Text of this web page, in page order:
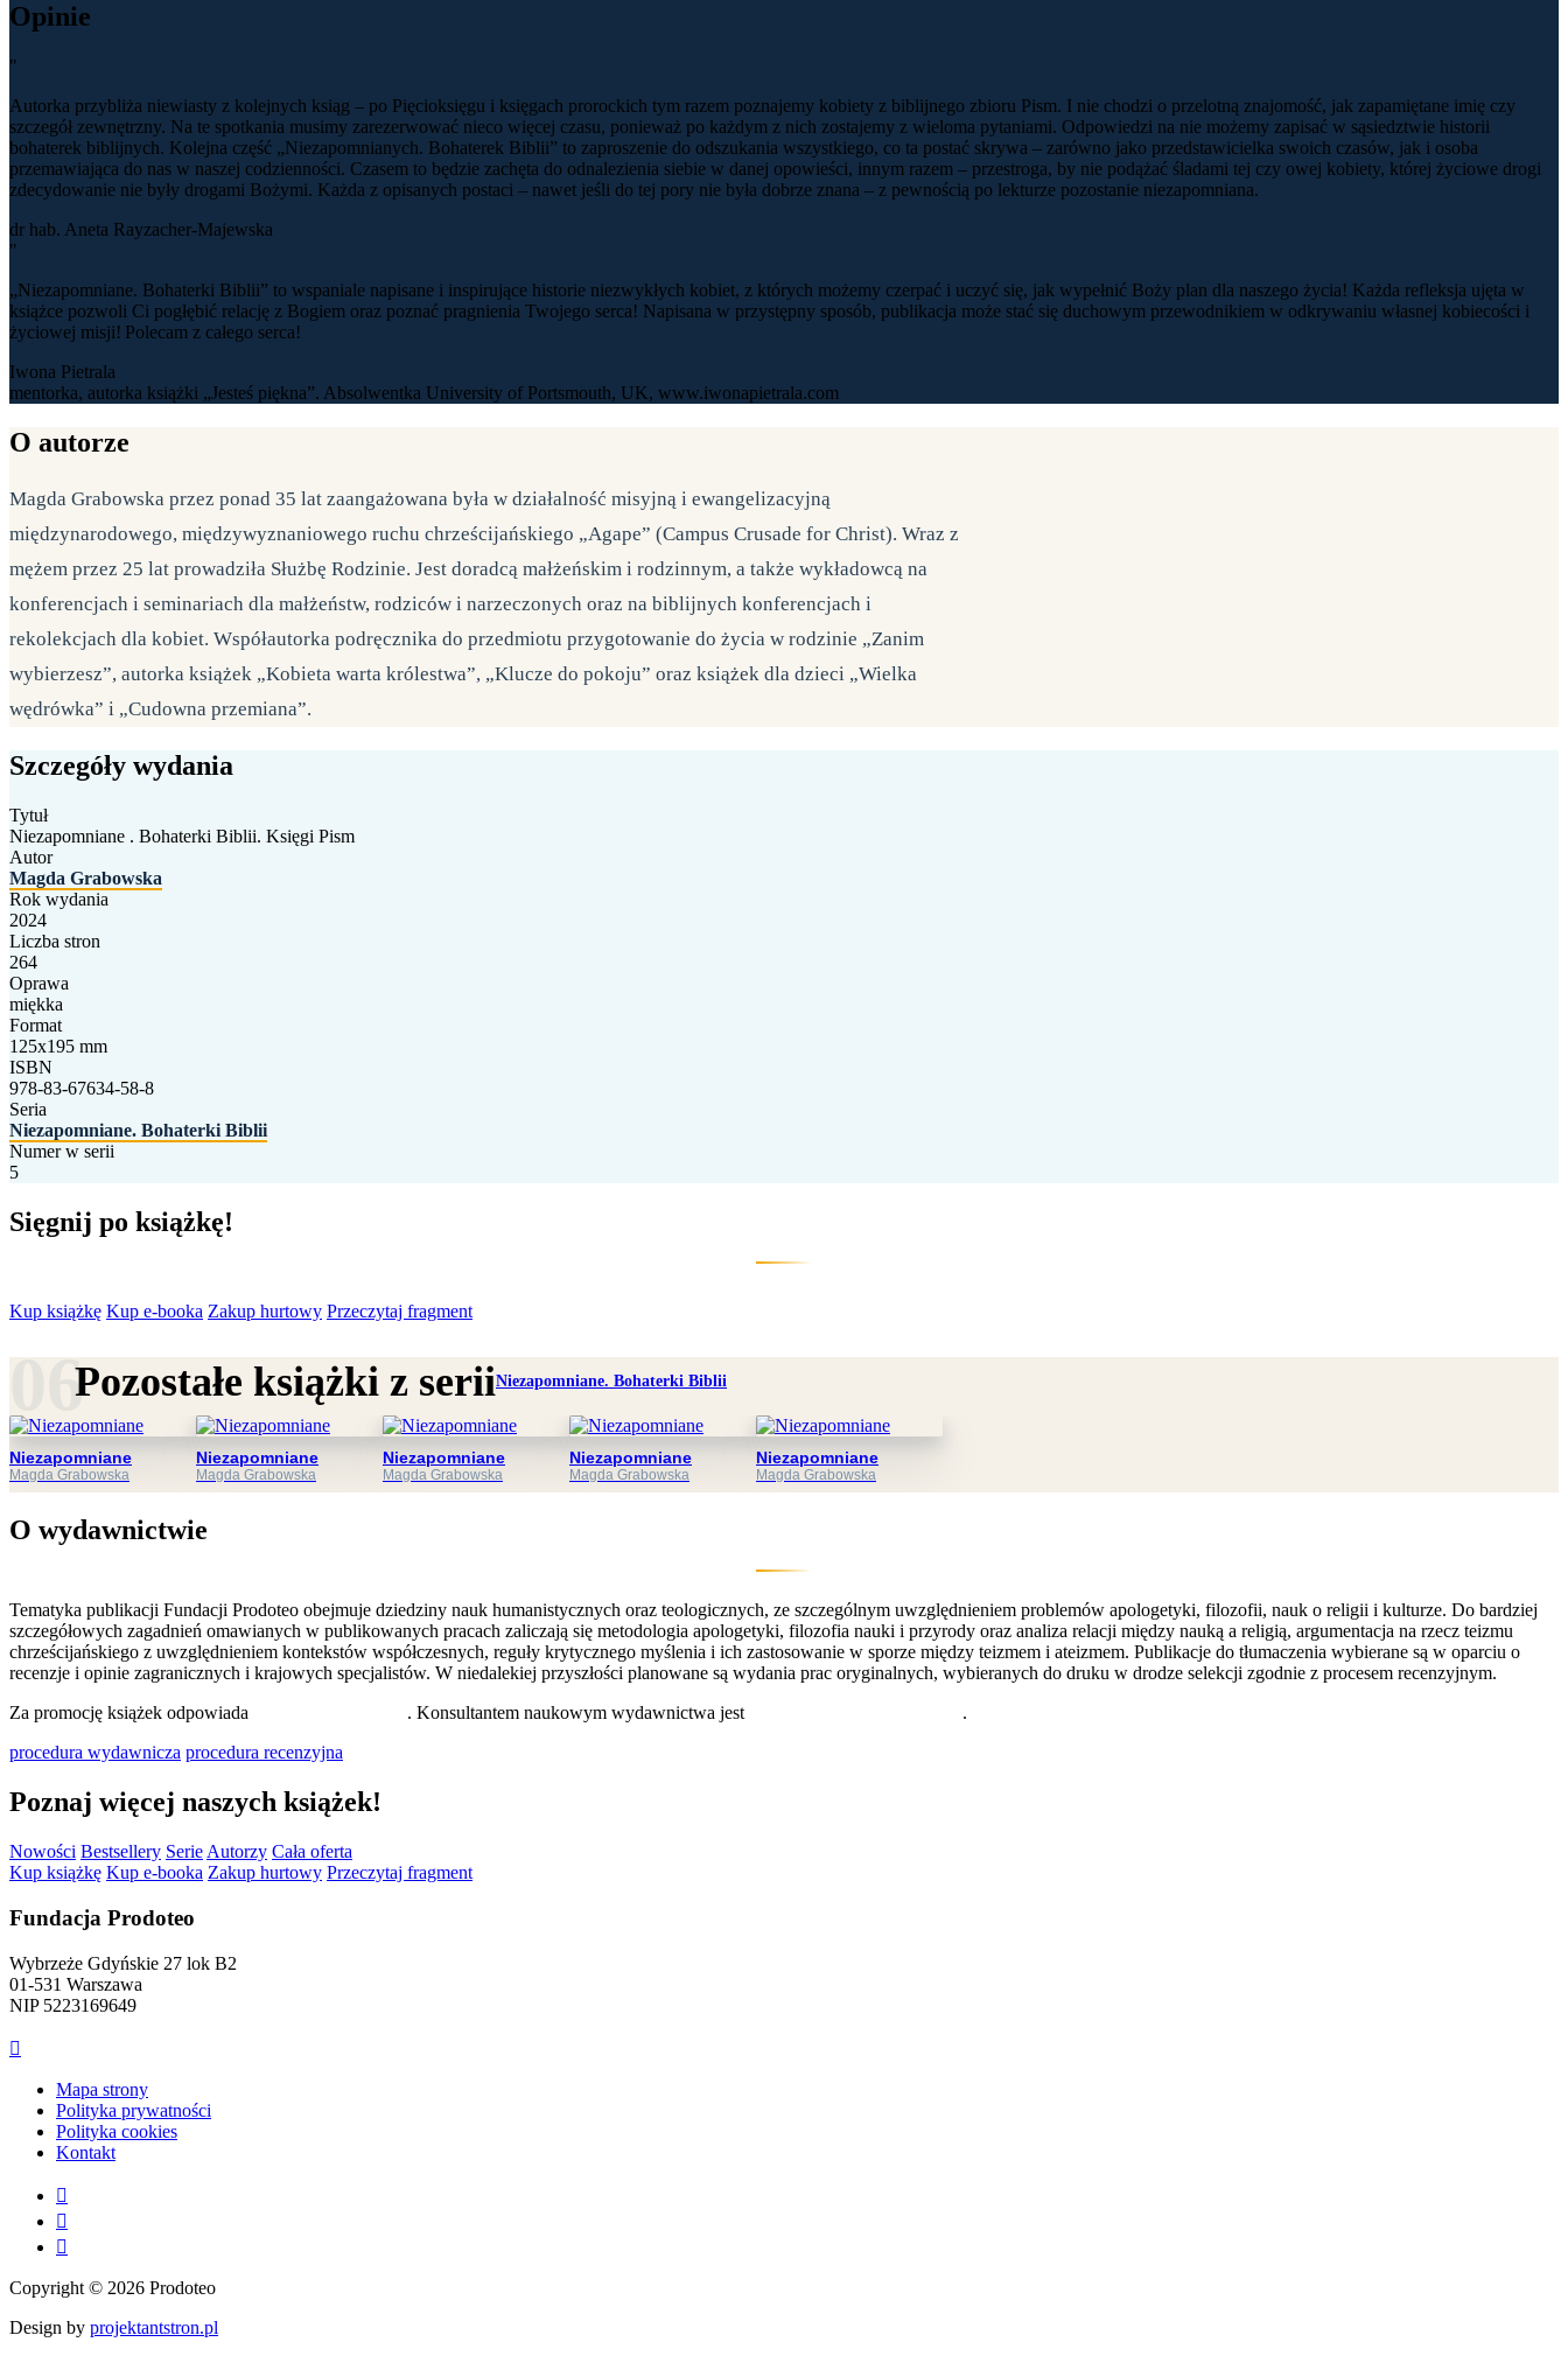
Opinie
"
Autorka przybliża niewiasty z kolejnych ksiąg – po Pięcioksięgu i księgach prorockich tym razem poznajemy kobiety z biblijnego zbioru Pism. I nie chodzi o przelotną znajomość, jak zapamiętane imię czy
szczegół zewnętrzny. Na te spotkania musimy zarezerwować nieco więcej czasu, ponieważ po każdym z nich zostajemy z wieloma pytaniami. Odpowiedzi na nie możemy zapisać w sąsiedztwie historii
bohaterek biblijnych. Kolejna część „Niezapomnianych. Bohaterek Biblii” to zaproszenie do odszukania wszystkiego, co ta postać skrywa – zarówno jako przedstawicielka swoich czasów, jak i osoba
przemawiająca do nas w naszej codzienności. Czasem to będzie zachęta do odnalezienia siebie w danej opowieści, innym razem – przestroga, by nie podążać śladami tej czy owej kobiety, której życiowe drogi
zdecydowanie nie były drogami Bożymi. Każda z opisanych postaci – nawet jeśli do tej pory nie była dobrze znana – z pewnością po lekturze pozostanie niezapomniana.
dr hab. Aneta Rayzacher-Majewska
"
„Niezapomniane. Bohaterki Biblii” to wspaniale napisane i inspirujące historie niezwykłych kobiet, z których możemy czerpać i uczyć się, jak wypełnić Boży plan dla naszego życia! Każda refleksja ujęta w
książce pozwoli Ci pogłębić relację z Bogiem oraz poznać pragnienia Twojego serca! Napisana w przystępny sposób, publikacja może stać się duchowym przewodnikiem w odkrywaniu własnej kobiecości i
życiowej misji! Polecam z całego serca!
Iwona Pietrala
mentorka, autorka książki „Jesteś piękna”. Absolwentka University of Portsmouth, UK, www.iwonapietrala.com
O autorze
Magda Grabowska przez ponad 35 lat zaangażowana była w działalność misyjną i ewangelizacyjną
międzynarodowego, międzywyznaniowego ruchu chrześcijańskiego „Agape” (Campus Crusade for Christ). Wraz z
mężem przez 25 lat prowadziła Służbę Rodzinie. Jest doradcą małżeńskim i rodzinnym, a także wykładowcą na
konferencjach i seminariach dla małżeństw, rodziców i narzeczonych oraz na biblijnych konferencjach i
rekolekcjach dla kobiet. Współautorka podręcznika do przedmiotu przygotowanie do życia w rodzinie „Zanim
wybierzesz”, autorka książek „Kobieta warta królestwa”, „Klucze do pokoju” oraz książek dla dzieci „Wielka
wędrówka” i „Cudowna przemiana”.
Szczegóły wydania
Tytuł
Niezapomniane . Bohaterki Biblii. Księgi Pism
Autor
Magda Grabowska
Rok wydania
2024
Liczba stron
264
Oprawa
miękka
Format
125x195 mm
ISBN
978-83-67634-58-8
Seria
Niezapomniane. Bohaterki Biblii
Numer w serii
5
Sięgnij po książkę!
Kup książkę Kup e-booka Zakup hurtowy Przeczytaj fragment
Pozostałe książki z seriiNiezapomniane. Bohaterki Biblii
Niezapomniane
Magda Grabowska
Niezapomniane
Magda Grabowska
Niezapomniane
Magda Grabowska
Niezapomniane
Magda Grabowska
Niezapomniane
Magda Grabowska
O wydawnictwie
Tematyka publikacji Fundacji Prodoteo obejmuje dziedziny nauk humanistycznych oraz teologicznych, ze szczególnym uwzględnieniem problemów apologetyki, filozofii, nauk o religii i kulturze. Do bardziej
szczegółowych zagadnień omawianych w publikowanych pracach zaliczają się metodologia apologetyki, filozofia nauki i przyrody oraz analiza relacji między nauką a religią, argumentacja na rzecz teizmu
chrześcijańskiego z uwzględnieniem kontekstów współczesnych, reguły krytycznego myślenia i ich zastosowanie w sporze między teizmem i ateizmem. Publikacje do tłumaczenia wybierane są w oparciu o
recenzje i opinie zagranicznych i krajowych specjalistów. W niedalekiej przyszłości planowane są wydania prac oryginalnych, wybieranych do druku w drodze selekcji zgodnie z procesem recenzyjnym.
Za promocję książek odpowiada
. Konsultantem naukowym wydawnictwa jest
.
procedura wydawnicza procedura recenzyjna
Poznaj więcej naszych książek!
Nowości Bestsellery Serie Autorzy Cała oferta
Kup książkę Kup e-booka Zakup hurtowy Przeczytaj fragment
Fundacja Prodoteo
Wybrzeże Gdyńskie 27 lok B2
01-531 Warszawa
NIP 5223169649

Mapa strony
Polityka prywatności
Polityka cookies
Kontakt



Copyright © 2026 Prodoteo
Design by projektantstron.pl